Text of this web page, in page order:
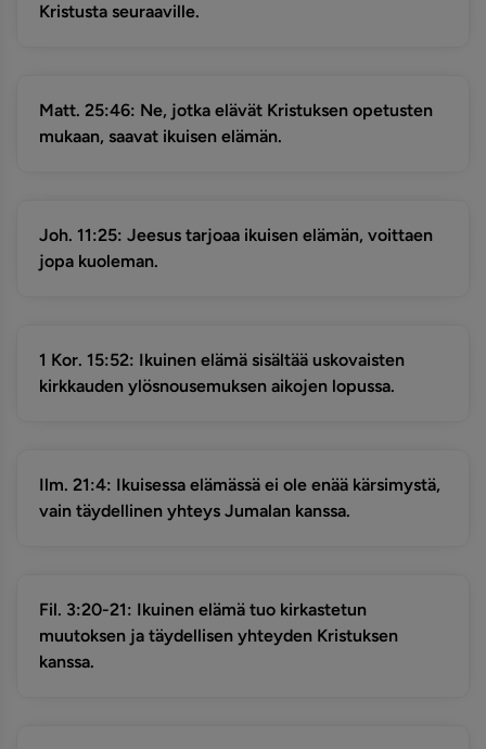
Kristusta seuraaville.
Matt. 25:46: Ne, jotka elävät Kristuksen opetusten
mukaan, saavat ikuisen elämän.
Joh. 11:25: Jeesus tarjoaa ikuisen elämän, voittaen
jopa kuoleman.
1 Kor. 15:52: Ikuinen elämä sisältää uskovaisten
kirkkauden ylösnousemuksen aikojen lopussa.
Ilm. 21:4: Ikuisessa elämässä ei ole enää kärsimystä,
vain täydellinen yhteys Jumalan kanssa.
Fil. 3:20-21: Ikuinen elämä tuo kirkastetun
muutoksen ja täydellisen yhteyden Kristuksen
kanssa.